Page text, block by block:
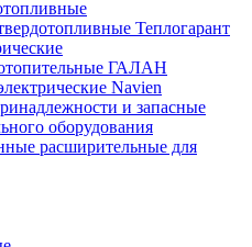
Теплогарант
ГАЛАН
Navien
и запасные
оборудования
расширительные для